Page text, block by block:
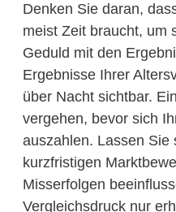
Denken Sie daran,
meist Zeit braucht, um
Geduld mit den
Ergebnisse Ihrer
über Nacht sichtbar.
vergehen, bevor sich
auszahlen. Lassen Sie
kurzfristigen
Misserfolgen
Vergleichsdruck nur